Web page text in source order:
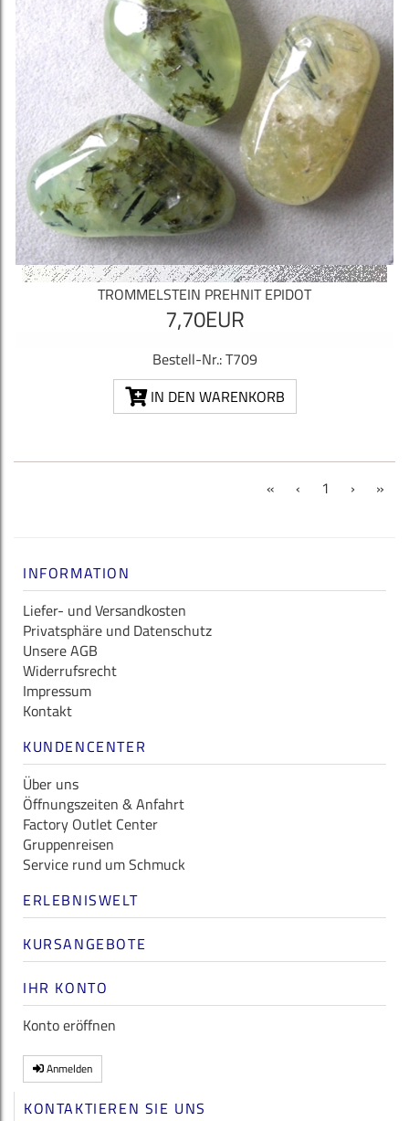
TROMMELSTEIN PREHNIT EPIDOT
7,70EUR
Bestell-Nr.: T709
IN DEN WARENKORB
« ‹ 1 (current)
› »
INFORMATION
Liefer- und Versandkosten
Privatsphäre und Datenschutz
Unsere AGB
Widerrufsrecht
Impressum
Kontakt
KUNDENCENTER
Über uns
Öffnungszeiten & Anfahrt
Factory Outlet Center
Gruppenreisen
Service rund um Schmuck
ERLEBNISWELT
KURSANGEBOTE
IHR KONTO
Konto eröffnen
Anmelden
KONTAKTIEREN SIE UNS